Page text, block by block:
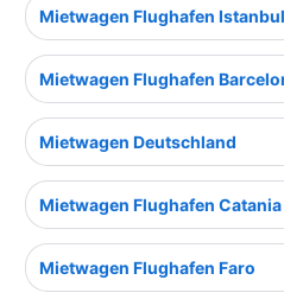
Mietwagen Flughafen Istanbul
Mietwagen Flughafen
Mietwagen Deutschland
Mietwagen Flughafen Catania
Mietwagen Flughafen Faro